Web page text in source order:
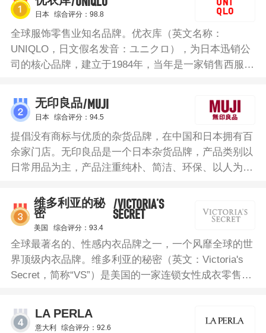
日本 综合评分：98.8
全球服饰零售业知名品牌。优衣库（英文名称：
UNIQLO，日文假名发音：ユニクロ），为日本迅销公
司的核心品牌，建立于1984年，当年是一家销售西服的
用棉质面料具有轻盈的肌肤触感，剪裁利落，设计凉
爽，穿着舒适。
无印良品/MUJI
日本 综合评分：94.5
提倡没有商标与优质的杂货品牌，在中国和日本拥有百
余家门店。无印良品是一个日本杂货品牌，产品类别以
日常用品为主，产品注重纯朴、简洁、环保、以人为本
睡裙以印度传统服饰为灵感设计，选用麻材质制成，触
感良好，穿着舒适。
维多利亚的秘
密
/VICTORIA’S
SECRET
美国 综合评分：93.4
全球最著名的、性感内衣品牌之一，一个风靡全球的世
界顶级内衣品牌。维多利亚的秘密（英文：Victoria's
Secret，简称“VS”）是美国的一家连锁女性成衣零售
丝滑缎面，呈现出别具格调的精美质感。裸背设计，打
造转身浪漫惊喜。正面深V设计，吸睛又性感。
4
LA PERLA
意大利 综合评分：92.6